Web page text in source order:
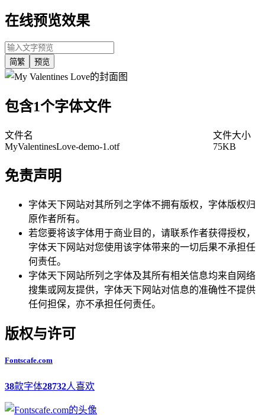
在线预览效果
简繁 预览
包含1个字体文件
文件名
文件大小
MyValentinesLove-demo-1.otf
75KB
免责声明
字体天下网站对其所列之字体不拥有版权，字体版权归
原作者所有。
若您要将该字体用于商业目的，请联系作者获得授权，
字体天下网站对您使用该字体带来的一切后果不承担任
何责任。
字体天下网站所列之字体及其所有相关信息均来自网络
搜集或网友提供，字体天下网站对信息的准确性不提供
任何担保，亦不承担任何责任。
版权与许可
Fontscafe.com
38款字体28732人喜欢